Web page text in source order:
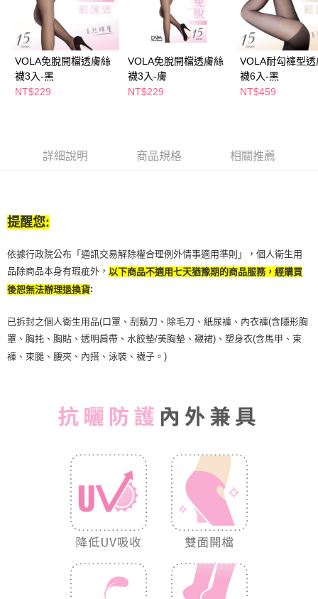
※ 交易是否成功請以「AFTEE先享後付 」之結帳頁面顯示為準，若有關於
是否繳費成功／繳費後需取消欲退款等相關疑問，請聯繫「AFTEE先享後付
客戶支援中心」
https://netprotections.freshdesk.com/support/home
【注意事項】
１．透過由恩沛科技股份有限公司提供之「AFTEE先享後付」服務完成之交
易，需依本服務之必要範圍內提供個人資料，並將交易相關給付款項請求債
權轉讓予恩沛科技股份有限公司。
「AFTEE先享後付」，若未經同意申辦者引起之損失，本公司不負相關責
恩沛科技股份有限公司將有權停止該用戶之使用額度並採取法律行動。
付款後萊爾富取貨
每筆NT$65，滿NT$490(含以上)免運費
7-11取貨付款
每筆NT$65，滿NT$490(含以上)免運費
付款後7-11取貨
每筆NT$100，滿NT$790(含以上)免運費
VOLA免脫開檔透膚絲
襪3入-黑
NT$229
VOLA免脫開檔透膚絲
襪3入-膚
NT$229
VOLA耐勾褲型透
襪6入-黑
NT$459
詳細說明 商品規格 相關推薦
提醒您:
依據行政院公布「通訊交易解除權合理例外情事適用準則」，個人衛生用
品除商品本身有瑕疵外， 以下商品不適用七天猶豫期的商品服務，經購買
後恕無法辦理退換貨:
已拆封之個人衛生用品(口罩、刮鬍刀、除毛刀、紙尿褲、內衣褲(含隱形胸
罩、胸扥、胸貼、透明肩帶、水餃墊/美胸墊、襯裙)、塑身衣(含馬甲、束
褲、束腿、腰夾、內搭、泳裝、襪子。)